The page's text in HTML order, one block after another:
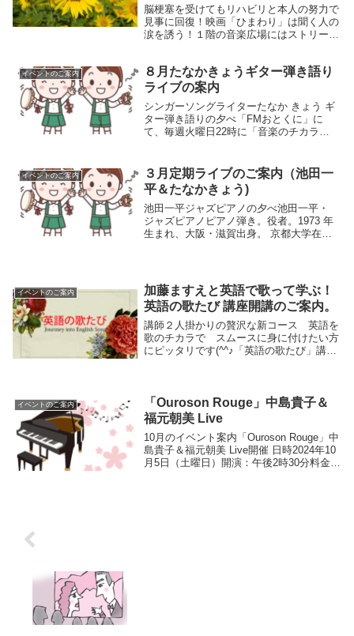
脳梗塞を受けてもリハビリと本人の努力で
見事に回復！映画「ひまわり」は聞く人の
涙を誘う！１階の音楽広場にはストリート
高島市から元ピアニストが来店、彼は１０
年程前に脳梗...
イベントのご案内
８月たなかきょうギター弾き語り
ライブの案内
シンガーソングライターたなか きょう ギ
ター弾き語りの夕べ「FMおとくに」に
て、毎週火曜日22時に「音楽のチカラ」
公演 日時2025年8月22日（金曜日）19時
30分...
イベントのご案内
３月定期ライブのご案内（池田一
平＆たなかきょう)
池田一平ジャズピアノの夕べ池田一平・
ジャズピアノピアノ弾き。役者。1973 年
生まれ、大阪・滋賀出身。 京都大学在学
ら尺八バ...
イベントのご案内
加藤ますえと英語で歌って学ぶ！
英語の歌たび 講座開講のご案内。
講師２人掛かりの贅沢な新コース 英語を
歌のチカラで スムースに身に付けたい方
にピッタリです(^^♪「英語の歌たび」講座
ティー...
イベントのご案内
「Ouroson Rouge」中島貴子＆
福元朝美 Live
10月のイベント案内「Ouroson Rouge」中
島貴子＆福元朝美 Live開催 日時2024年10
月5日（土曜日）開演：午後2時30分料金：